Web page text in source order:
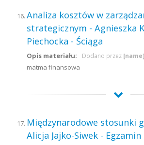
Analiza kosztów w
strategicznym - Agnieszka
Piechocka - Ściąga
Dodano przez [name]
Opis materiału:
matma finansowa
Międzynarodowe stosunki
Alicja Jajko-Siwek - Egzamin